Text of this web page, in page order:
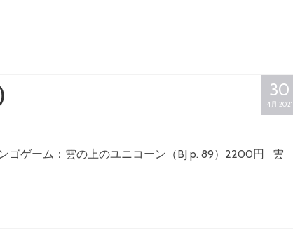
30
4月 2021
ゲーム：雲の上のユニコーン（BJ p. 89）2200円 雲